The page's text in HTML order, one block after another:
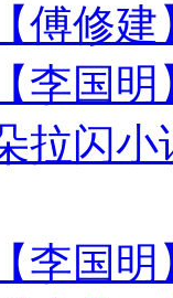
【傅修
【李国
拉闪
【李国